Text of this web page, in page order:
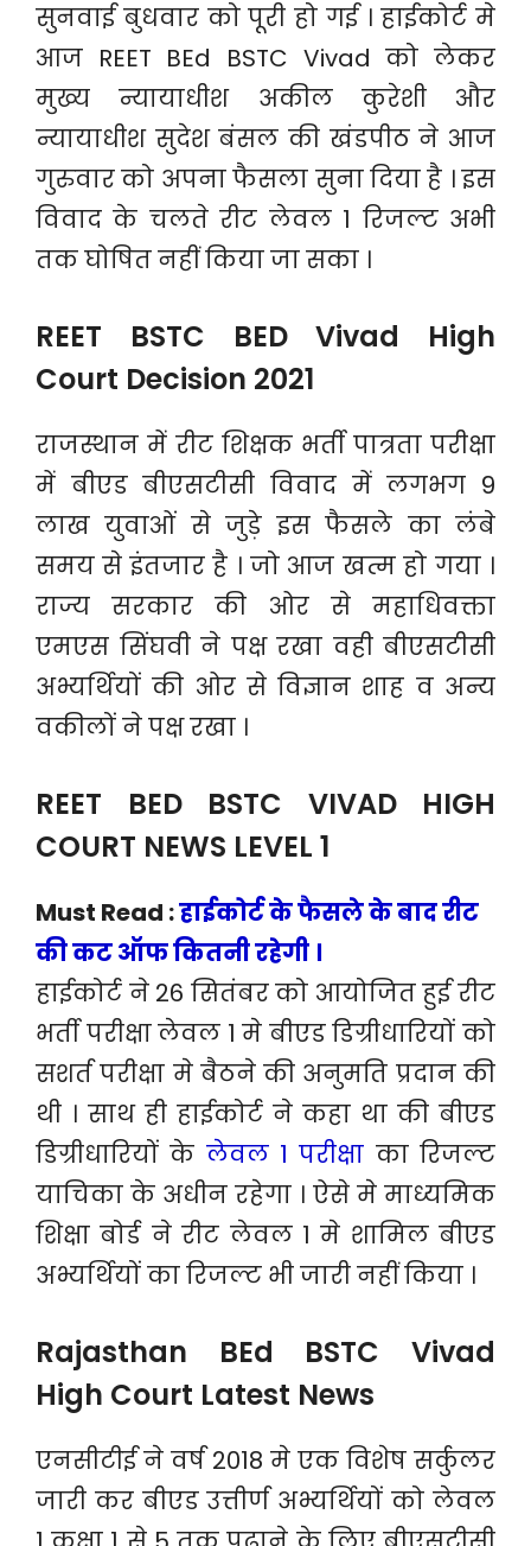
सुनवाई बुधवार को पूरी हो गई । हाईकोर्ट मे
आज REET BEd BSTC Vivad को लेकर
मुख्य न्यायाधीश अकील कुरेशी और
न्यायाधीश सुदेश बंसल की खंडपीठ ने आज
गुरुवार को अपना फैसला सुना दिया है । इस
विवाद के चलते रीट लेवल 1 रिजल्ट अभी
तक घोषित नहीं किया जा सका ।
REET BSTC BED Vivad High
Court Decision 2021
राजस्थान में रीट शिक्षक भर्ती पात्रता परीक्षा
में बीएड बीएसटीसी विवाद में लगभग 9
लाख युवाओं से जुड़े इस फैसले का लंबे
समय से इंतजार है । जो आज खत्म हो गया ।
राज्य सरकार की ओर से महाधिवक्ता
एमएस सिंघवी ने पक्ष रखा वही बीएसटीसी
अभ्यर्थियों की ओर से विज्ञान शाह व अन्य
वकीलों ने पक्ष रखा ।
REET BED BSTC VIVAD HIGH
COURT NEWS LEVEL 1
Must Read :हाईकोर्ट के फैसले के बाद रीट
की कट ऑफ कितनी रहेगी ।
हाईकोर्ट ने 26 सितंबर को आयोजित हुई रीट
भर्ती परीक्षा लेवल 1 मे बीएड डिग्रीधारियों को
सशर्त परीक्षा मे बैठने की अनुमति प्रदान की
थी । साथ ही हाईकोर्ट ने कहा था की बीएड
डिग्रीधारियों के लेवल 1 परीक्षा का रिजल्ट
याचिका के अधीन रहेगा । ऐसे मे माध्यमिक
शिक्षा बोर्ड ने रीट लेवल 1 मे शामिल बीएड
अभ्यर्थियों का रिजल्ट भी जारी नहीं किया ।
Rajasthan BEd BSTC Vivad
High Court Latest News
एनसीटीई ने वर्ष 2018 मे एक विशेष सर्कुलर
जारी कर बीएड उत्तीर्ण अभ्यर्थियों को लेवल